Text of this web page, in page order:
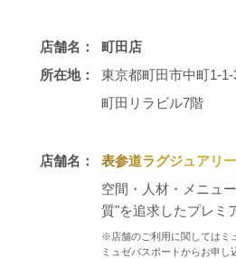
店舗名：
町田店
所在地：
東京都町田市中町1-1-
町田リラビル7階
店舗名：
表参道ラグジュアリ
空間・人材・メニュ
質"を追求したプレミ
※店舗のご利用に関してはミ
ミュゼパスポートからお申し